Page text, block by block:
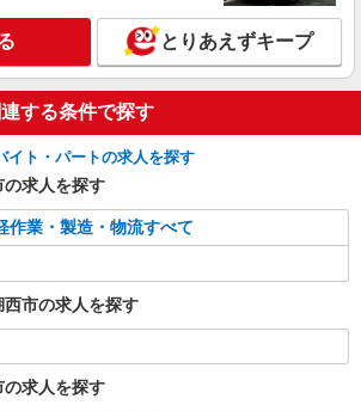
とりあえずキープ
する条件で探す
イト・パートの求人を探す
の求人を探す
作業・製造・物流すべて
市の求人を探す
の求人を探す